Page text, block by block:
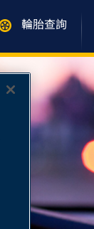
輪胎查詢